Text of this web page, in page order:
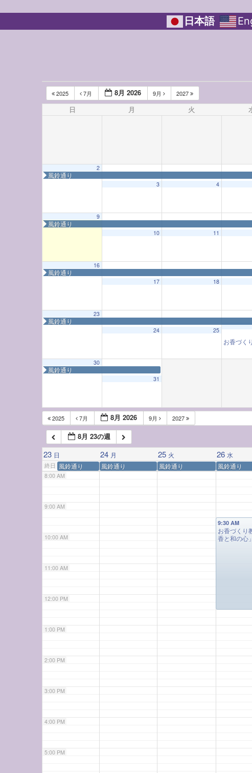
日本語
2025 7月 8月 2026 9月 2027
日 月 火
2
風鈴通り
3 4
9
風鈴通り
10 11
16
風鈴通り
17 18
23
風鈴通り
24 25
お香づく
30
風鈴通り
31
2025 7月 8月 2026 9月 2027
8月 23の週
23 日 24 月 25 火 26 水
終日 風鈴通り 風鈴通り 風鈴通り 風鈴通り
12:00 AM
1:00 AM
3:00 AM
7:00 AM
8:00 AM
9:00 AM
10:00 AM
11:00 AM
12:00 PM
1:00 PM
2:00 PM
3:00 PM
4:00 PM
5:00 PM
9:30 AM
お香づくり
香と和の心」